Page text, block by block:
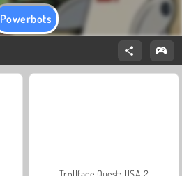
Powerbots
Trollface Quest: USA 2